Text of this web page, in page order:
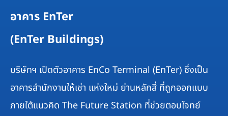
อาคาร EnTer
(EnTer Buildings)
บริษัทฯ เปิดตัวอาคาร EnCo Terminal (EnTer) ซึ่งเป็น
อาคารสำนักงานให้เช่า แห่งใหม่ ย่านหลักสี่ ที่ถูกออกแบบ
ภายใต้แนวคิด The Future Station ที่ช่วยตอบโจทย์